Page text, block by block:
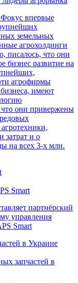
впервые
земельных
агрохолдинги
писалось, что они
бизнес развитие на
агрофирмы
имеют
что они привержены
затрат и о
на всех 3-х млн.
партнёрский
управления
Smart
в Украине